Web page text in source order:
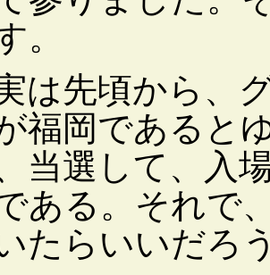
。
は先頃から、
福岡であると
当選して、入
ある。それで
たらいいだろ